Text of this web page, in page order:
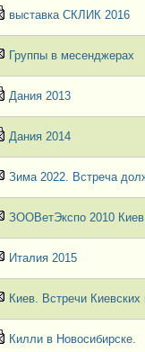
выставка СКЛИК 2016
Группы в месенджерах
Дания 2013
Дания 2014
Зима 2022. Встреча
ЗООВетЭкспо 2010
Италия 2015
Киев. Встречи
Килли в Новосибирске.